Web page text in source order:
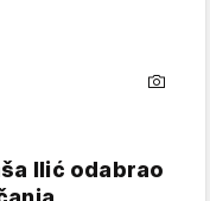
Ilić odabrao